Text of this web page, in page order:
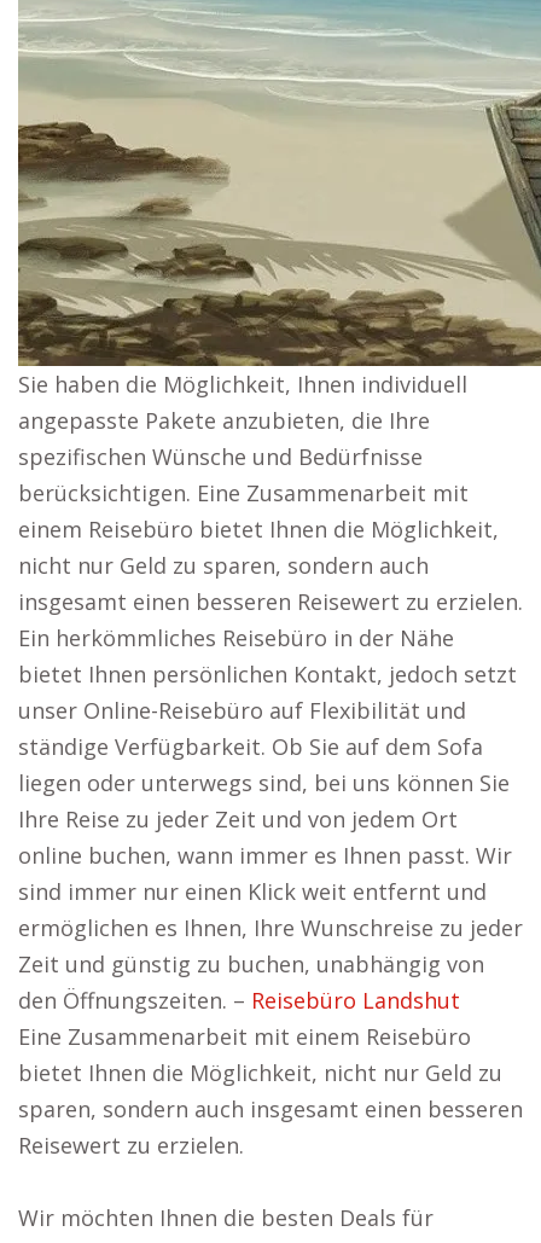
Sie haben die Möglichkeit, Ihnen individuell
angepasste Pakete anzubieten, die Ihre
spezifischen Wünsche und Bedürfnisse
berücksichtigen. Eine Zusammenarbeit mit
einem Reisebüro bietet Ihnen die Möglichkeit,
nicht nur Geld zu sparen, sondern auch
insgesamt einen besseren Reisewert zu erzielen.
Ein herkömmliches Reisebüro in der Nähe
bietet Ihnen persönlichen Kontakt, jedoch setzt
unser Online-Reisebüro auf Flexibilität und
ständige Verfügbarkeit. Ob Sie auf dem Sofa
liegen oder unterwegs sind, bei uns können Sie
Ihre Reise zu jeder Zeit und von jedem Ort
online buchen, wann immer es Ihnen passt. Wir
sind immer nur einen Klick weit entfernt und
ermöglichen es Ihnen, Ihre Wunschreise zu jeder
Zeit und günstig zu buchen, unabhängig von
den Öffnungszeiten. – Reisebüro Landshut
Eine Zusammenarbeit mit einem Reisebüro
bietet Ihnen die Möglichkeit, nicht nur Geld zu
sparen, sondern auch insgesamt einen besseren
Reisewert zu erzielen.
Wir möchten Ihnen die besten Deals für